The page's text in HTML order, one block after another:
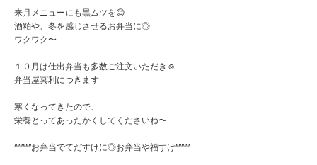
来月メニューにも黒ムツを😊
酒粕や、冬を感じさせるお弁当に◎
ワクワク〜
１０月は仕出弁当も多数ご注文いただき☺️
弁当屋冥利につきます
寒くなってきたので、
栄養とってあったかくしてくださいね〜
“”””””お弁当でてだすけに◎お弁当や福すけ”””””